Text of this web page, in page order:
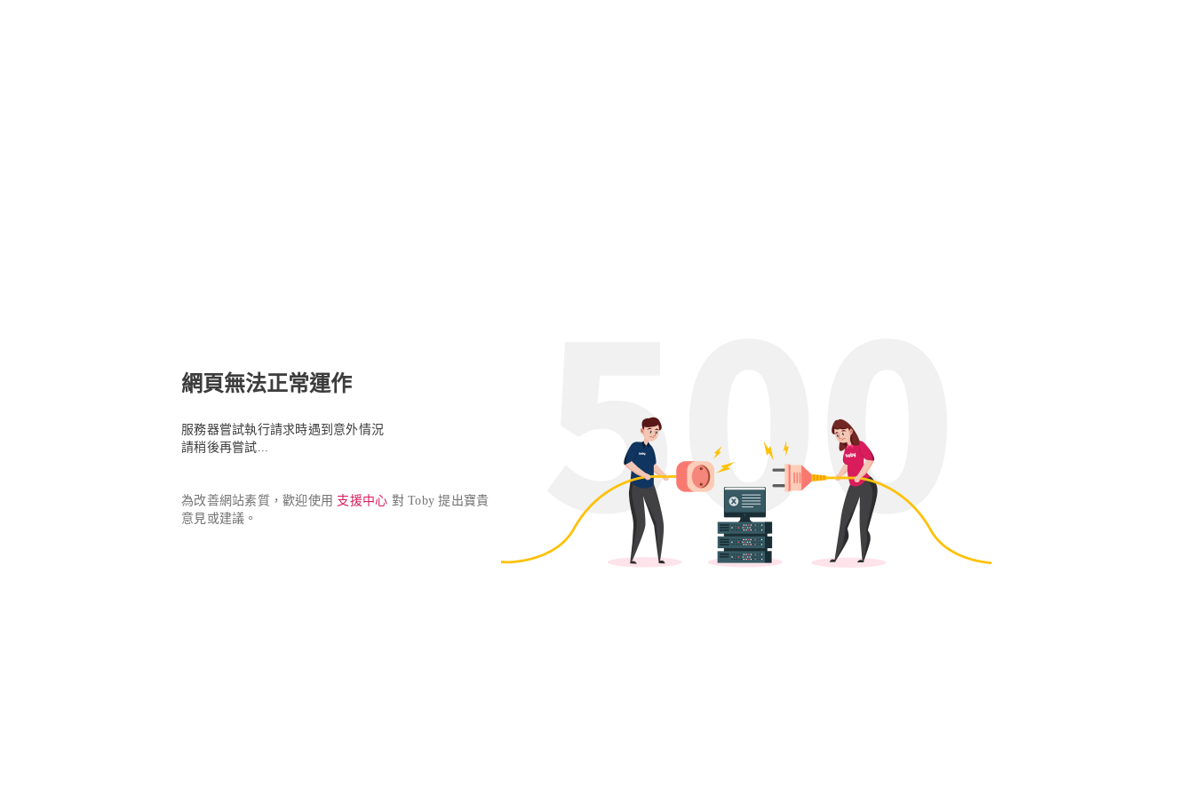
網頁無法正常運作
服務器嘗試執行請求時遇到意外情況
請稍後再嘗試...
為改善網站素質，歡迎使用 支援中心 對 Toby 提出寶貴
意見或建議。